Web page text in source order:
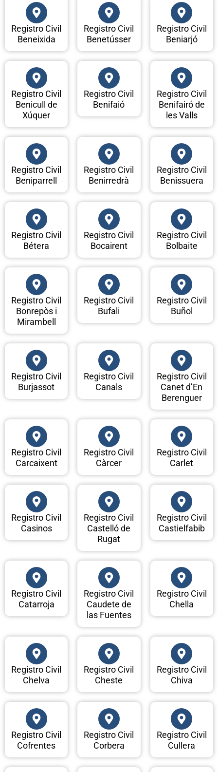
Registro Civil
Beneixida
Registro Civil
Benetússer
Registro Civil
Beniarjó
Registro Civil
Benicull de
Xúquer
Registro Civil
Benifaió
Registro Civil
Benifairó de
les Valls
Registro Civil
Beniparrell
Registro Civil
Benirredrà
Registro Civil
Benissuera
Registro Civil
Bétera
Registro Civil
Bocairent
Registro Civil
Bolbaite
Registro Civil
Bonrepòs i
Mirambell
Registro Civil
Bufali
Registro Civil
Buñol
Registro Civil
Burjassot
Registro Civil
Canals
Registro Civil
Canet d’En
Berenguer
Registro Civil
Carcaixent
Registro Civil
Càrcer
Registro Civil
Carlet
Registro Civil
Casinos
Registro Civil
Castelló de
Rugat
Registro Civil
Castielfabib
Registro Civil
Catarroja
Registro Civil
Caudete de
las Fuentes
Registro Civil
Chella
Registro Civil
Chelva
Registro Civil
Cheste
Registro Civil
Chiva
Registro Civil
Cofrentes
Registro Civil
Corbera
Registro Civil
Cullera